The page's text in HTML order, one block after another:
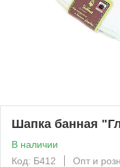
Шапка банная
В наличии
Код: Б412
Опт и